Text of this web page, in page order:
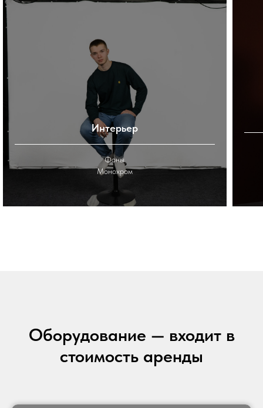
Интерьер
Фоны
Монохром
Оборудование — входит в
стоимость аренды